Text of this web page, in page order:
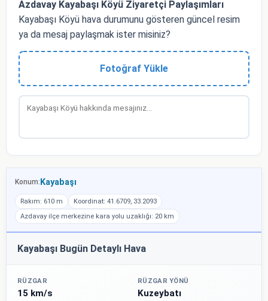
Azdavay Kayabaşı Köyü Ziyaretçi Paylaşımları
Kayabaşı Köyü hava durumunu gösteren güncel resim
ya da mesaj paylaşmak ister misiniz?
Fotoğraf Yükle
Konum: Kayabaşı
Rakım: 610 m
Koordinat: 41.6709, 33.2093
Azdavay ilçe merkezine kara yolu uzaklığı: 20 km
Kayabaşı Bugün Detaylı Hava
RÜZGAR
15 km/s
RÜZGAR YÖNÜ
Kuzeybatı